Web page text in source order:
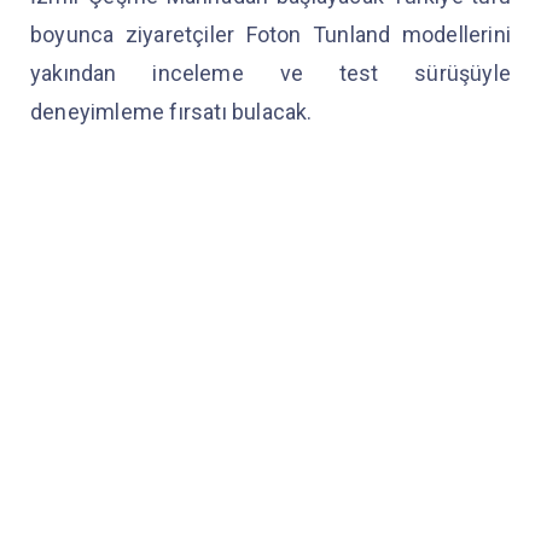
boyunca ziyaretçiler Foton Tunland modellerini
yakından inceleme ve test sürüşüyle
deneyimleme fırsatı bulacak.